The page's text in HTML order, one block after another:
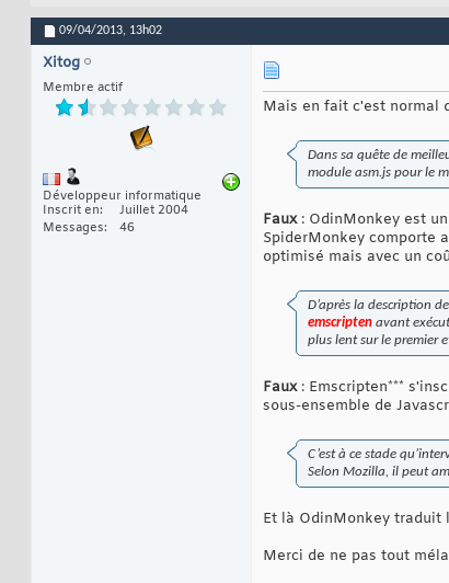
09/04/2013, 13h02
Xitog
Membre actif
Développeur informatique
Inscrit en
Juillet 2004
Messages
46
Mais en fait c'est normal
Dans sa quête de
module asm.js pour le
Faux: OdinMonkey est
SpiderMonkey comporte
optimisé mais avec un
D’après la description
emscripten avant
plus lent sur le premier
Faux: Emscripten***
sous-ensemble de
C’est à ce stade
Selon Mozilla, il peut
Et là OdinMonkey traduit
Merci de ne pas tout